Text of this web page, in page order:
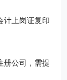
计上岗证复印
册公司，需提